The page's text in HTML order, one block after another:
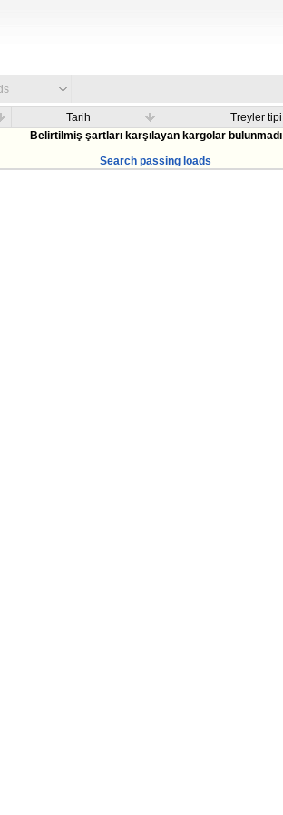
Tarih Treyler tipi
Belirtilmiş şartları karşılayan kargolar bulunmadı
Search passing loads